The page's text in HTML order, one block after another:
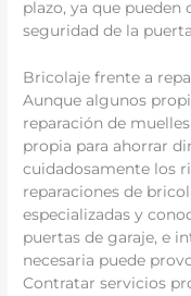
plazo, ya que
seguridad de la
Bricolaje frente a
Aunque algunos
reparación de
propia para ahorrar
cuidadosamente los
reparaciones de
especializadas y
puertas de garaje, e
necesaria puede
Contratar servicios